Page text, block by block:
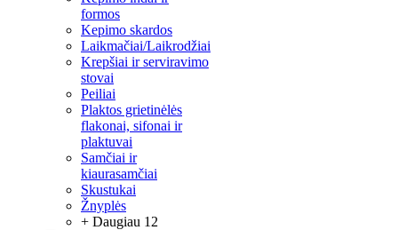
formos
Kepimo skardos
Laikmačiai/Laikrodžiai
Krepšiai ir serviravimo
stovai
Peiliai
Plaktos grietinėlės
flakonai, sifonai ir
plaktuvai
Samčiai ir
kiaurasamčiai
Skustukai
Žnyplės
+ Daugiau 12